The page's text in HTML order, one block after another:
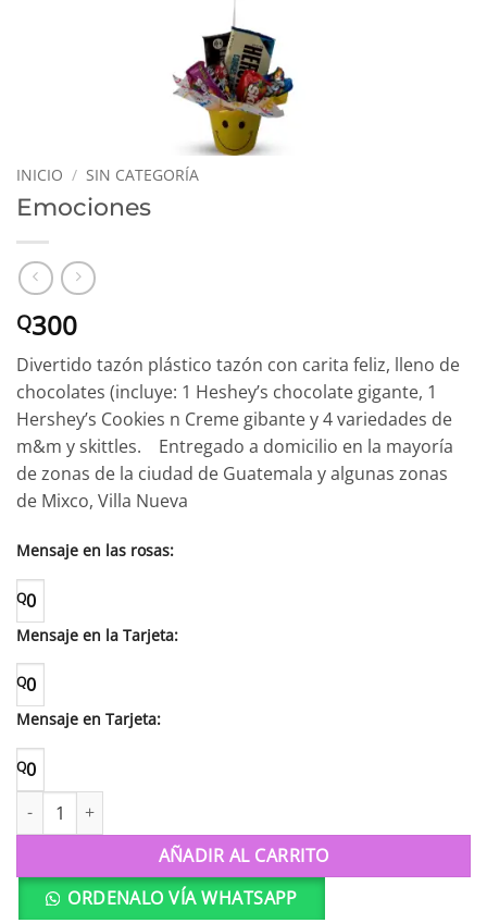
INICIO / SIN CATEGORÍA
Emociones
Q300
Divertido tazón plástico tazón con carita feliz, lleno de
chocolates (incluye: 1 Heshey’s chocolate gigante, 1
Hershey’s Cookies n Creme gibante y 4 variedades de
m&m y skittles. Entregado a domicilio en la mayoría
de zonas de la ciudad de Guatemala y algunas zonas
de Mixco, Villa Nueva
Mensaje en las rosas:
Q0
Mensaje en la Tarjeta:
Q0
Mensaje en Tarjeta:
Q0
Emociones cantidad
AÑADIR AL CARRITO
ORDENALO VÍA WHATSAPP